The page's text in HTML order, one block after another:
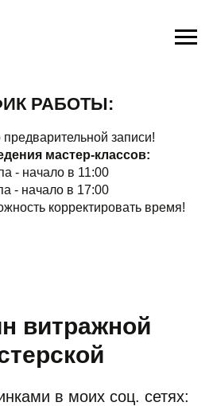
РАБОТЫ:
предварительной записи!
мастер-классов:
- начало в 11:00
- начало в 17:00
корректировать время!
витражной
в моих соц. сетях: